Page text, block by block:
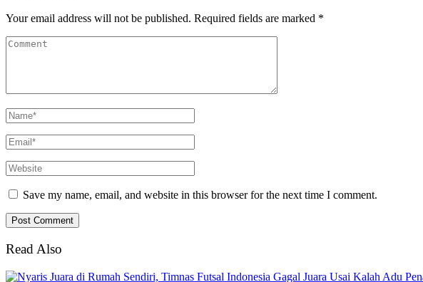
Your email address will not be published. Required fields are marked *
Save my name, email, and website in this browser for the next time I comment.
Read Also